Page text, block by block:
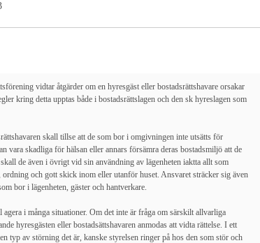
vidtar åtgärder om en hyresgäst eller bostadsrättshavare orsakar
kring detta upptas både i bostadsrättslagen och den sk hyreslagen som
skall tillse att de som bor i omgivningen inte utsätts för
vara skadliga för hälsan eller annars försämra deras bostadsmiljö att de
de även i övrigt vid sin användning av lägenheten iaktta allt som
och gott skick inom eller utanför huset. Ansvaret sträcker sig även
bor i lägenheten, gäster och hantverkare.
agera i många situationer. Om det inte är fråga om särskilt allvarliga
hyresgästen eller bostadsättshavaren anmodas att vidta rättelse. I ett
typ av störning det är, kanske styrelsen ringer på hos den som stör och